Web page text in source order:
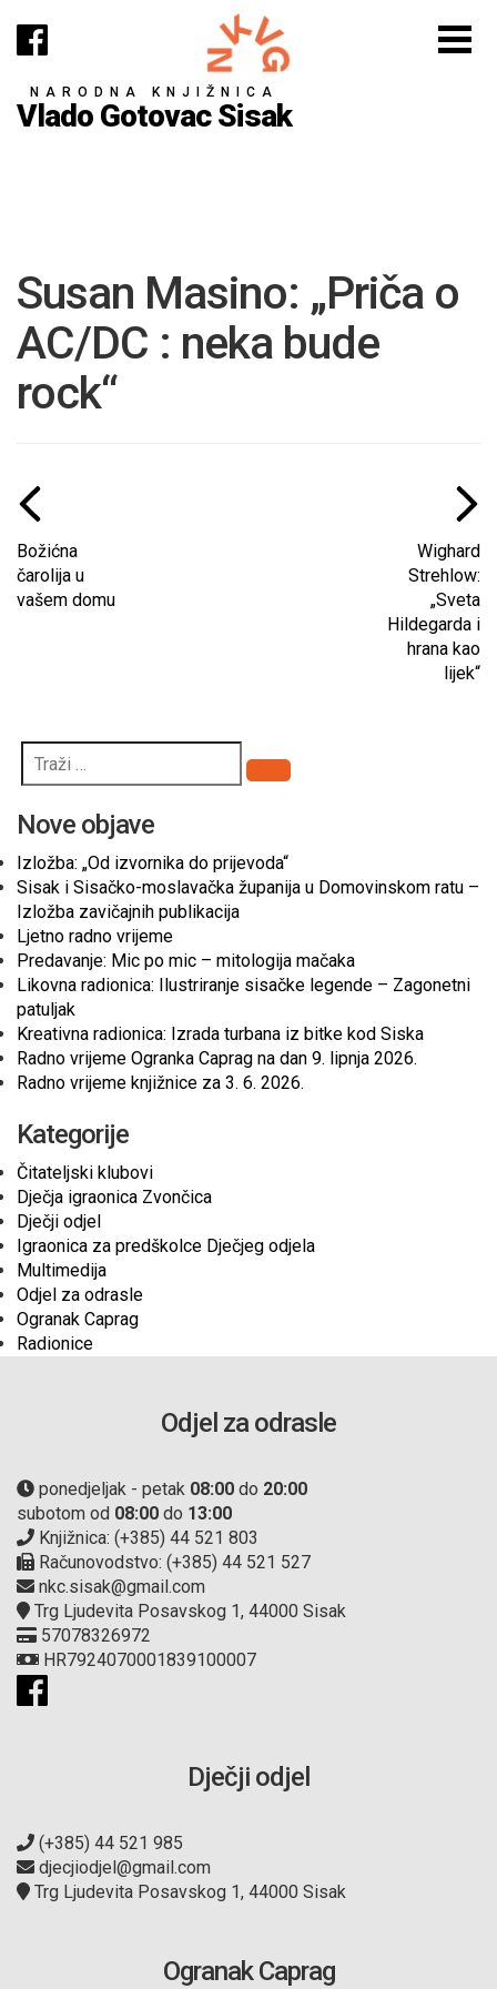
NARODNA KNJIŽNICA
Vlado Gotovac Sisak
Susan Masino: „Priča o
AC/DC : neka bude
rock“
Božićna
čarolija u
vašem domu
Wighard
Strehlow:
„Sveta
Hildegarda i
hrana kao
lijek“
Pretraži
Nove objave
Izložba: „Od izvornika do prijevoda“
Sisak i Sisačko-moslavačka županija u Domovinskom ratu –
Izložba zavičajnih publikacija
Ljetno radno vrijeme
Predavanje: Mic po mic – mitologija mačaka
Likovna radionica: Ilustriranje sisačke legende – Zagonetni
patuljak
Kreativna radionica: Izrada turbana iz bitke kod Siska
Radno vrijeme Ogranka Caprag na dan 9. lipnja 2026.
Radno vrijeme knjižnice za 3. 6. 2026.
Kategorije
Čitateljski klubovi
Dječja igraonica Zvončica
Dječji odjel
Igraonica za predškolce Dječjeg odjela
Multimedija
Odjel za odrasle
Ogranak Caprag
Radionice
Odjel za odrasle
ponedjeljak - petak 08:00 do 20:00
subotom od 08:00 do 13:00
Knjižnica: (+385) 44 521 803
Računovodstvo: (+385) 44 521 527
nkc.sisak@gmail.com
Trg Ljudevita Posavskog 1, 44000 Sisak
57078326972
HR7924070001839100007
Dječji odjel
(+385) 44 521 985
djecjiodjel@gmail.com
Trg Ljudevita Posavskog 1, 44000 Sisak
Ogranak Caprag